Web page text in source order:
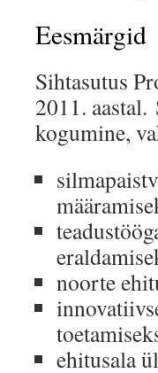
Eesmärgid
Sihtasutus
2011. aastal.
kogumine,
noorte
ehitusala